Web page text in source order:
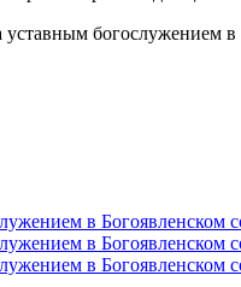
богослужением